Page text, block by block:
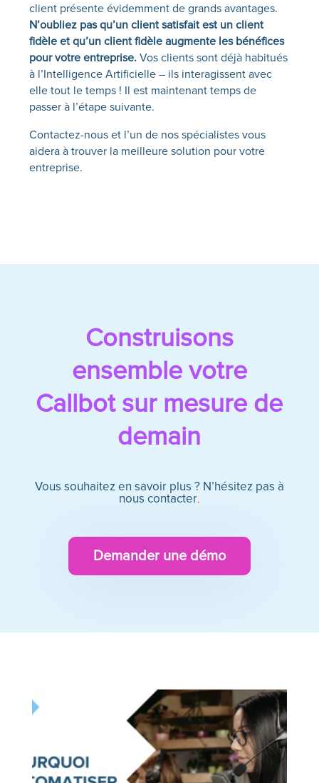
client présente évidemment de grands avantages.
N’oubliez pas qu’un client satisfait est un client
fidèle et qu’un client fidèle augmente les bénéfices
pour votre entreprise.Vos clients sont déjà habitués
à l’Intelligence Artificielle – ils interagissent avec
elle tout le temps ! Il est maintenant temps de
passer à l’étape suivante.
Contactez-nous et l’un de nos spécialistes vous
aidera à trouver la meilleure solution pour votre
entreprise.
Construisons
ensemble votre
Callbot sur mesure de
demain
Vous souhaitez en savoir plus ? N’hésitez pas à
nous contacter.
Demander une démo